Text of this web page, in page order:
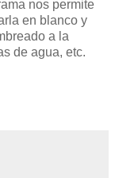
nos permite
en blanco y
a la
de agua, etc.